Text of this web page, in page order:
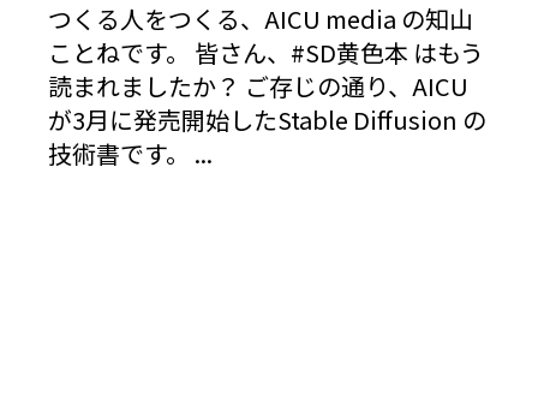
つくる人をつくる、AICU media の知山
ことねです。 皆さん、#SD黄色本 はもう
読まれましたか？ ご存じの通り、AICU
が3月に発売開始したStable Diffusion の
技術書です。 ...